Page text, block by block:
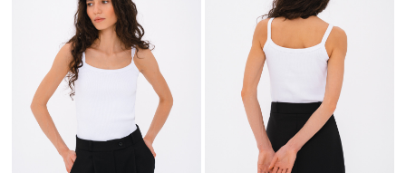
Во избежание деформации изделия от
высоких температур исключите
использование утюга или иных
нагревательных средств
Сушите изделие на плечиках или в
горизонтальном виде при комнатной
температуре (подберите вешалку по
размеру изделия, чтобы не деформировать
линию плеч)
Исключите агрессивные средства, такие как
отбеливатели и средства с содержанием
хлора